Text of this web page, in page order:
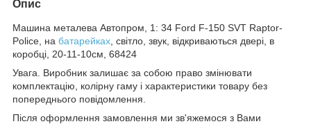
Опис
Машина металева Автопром, 1: 34 Ford F-150 SVT Raptor-
Police, на батарейках , світло, звук, відкриваються двері, в
коробці, 20-11-10см, 68424
Увага. Виробник залишає за собою право змінювати
комплектацію, колірну гаму і характеристики товару без
попереднього повідомлення.
Після оформлення замовлення ми зв'яжемося з Вами